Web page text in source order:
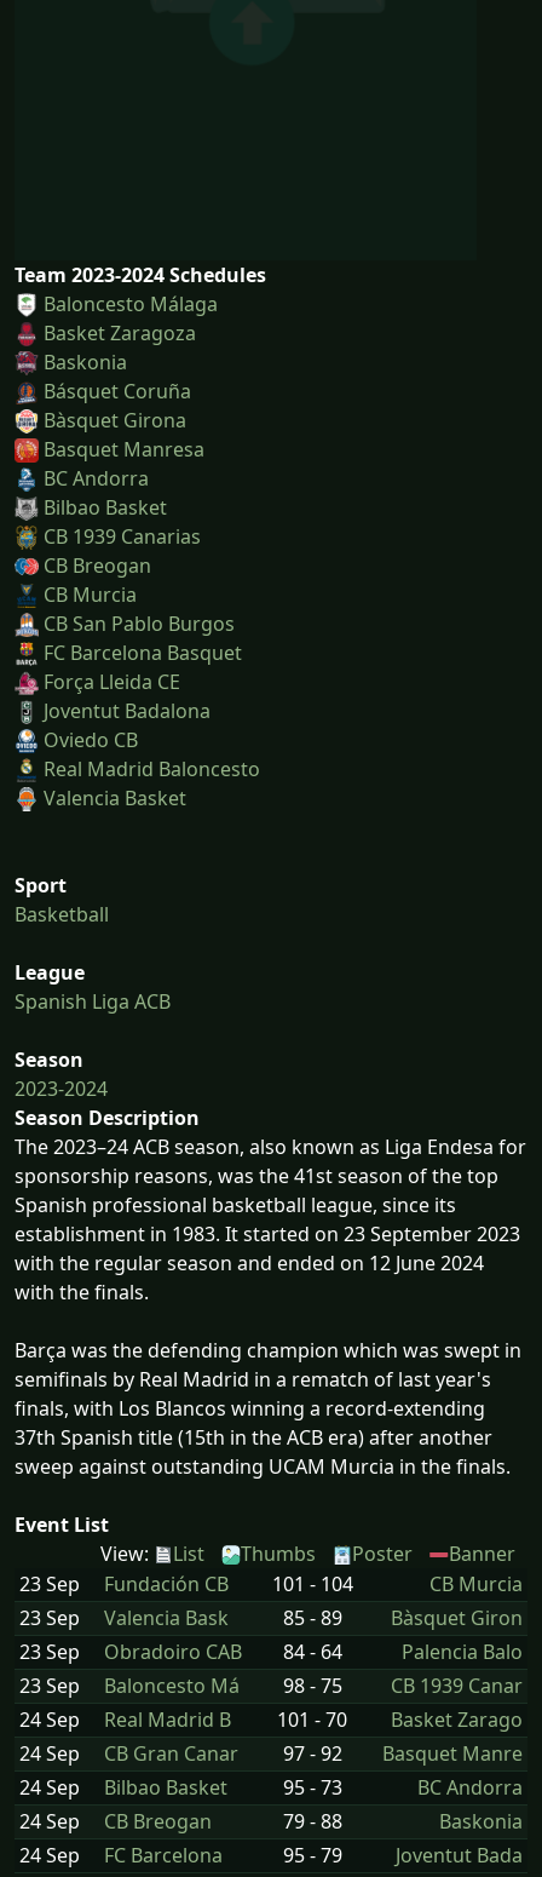
Team 2023-2024 Schedules
Baloncesto Málaga
Basket Zaragoza
Baskonia
Básquet Coruña
Bàsquet Girona
Basquet Manresa
BC Andorra
Bilbao Basket
CB 1939 Canarias
CB Breogan
CB Murcia
CB San Pablo Burgos
FC Barcelona Basquet
Força Lleida CE
Joventut Badalona
Oviedo CB
Real Madrid Baloncesto
Valencia Basket
Sport
Basketball
League
Spanish Liga ACB
Season
2023-2024
Season Description
The 2023–24 ACB season, also known as Liga Endesa for
sponsorship reasons, was the 41st season of the top
Spanish professional basketball league, since its
establishment in 1983. It started on 23 September 2023
with the regular season and ended on 12 June 2024
with the finals.
Barça was the defending champion which was swept in
semifinals by Real Madrid in a rematch of last year's
finals, with Los Blancos winning a record-extending
37th Spanish title (15th in the ACB era) after another
sweep against outstanding UCAM Murcia in the finals.
Event List
View:
List Thumbs Poster
Banner
23 Sep
Fundación CB 101 - 104
CB Murcia
23 Sep
Valencia Bask 85 - 89
Bàsquet Giron
23 Sep
Obradoiro CAB 84 - 64
Palencia Balo
23 Sep
Baloncesto Má 98 - 75
CB 1939 Canar
24 Sep
Real Madrid B 101 - 70
Basket Zarago
24 Sep
CB Gran Canar 97 - 92
Basquet Manre
24 Sep
Bilbao Basket 95 - 73
BC Andorra
24 Sep
CB Breogan 79 - 88
Baskonia
24 Sep
FC Barcelona 95 - 79 Joventut Bada